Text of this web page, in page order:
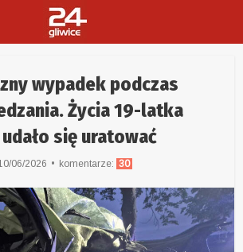
wypadek podczas
Życia 19-latka
się uratować
06/2026 komentarze: 30